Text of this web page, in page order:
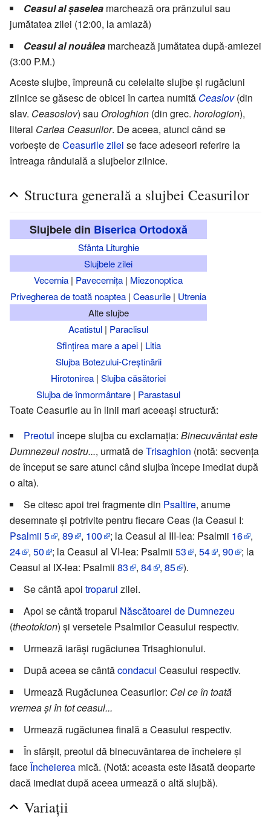
Ceasul al șaselea marchează ora prânzului sau
jumătatea zilei (12:00, la amiază)
Ceasul al nouălea marchează jumătatea după-amiezei
(3:00 P.M.)
Aceste slujbe, împreună cu celelalte slujbe și rugăciuni
zilnice se găsesc de obicei în cartea numită Ceaslov(din
slav. Ceasoslov) sau Orologhion (din grec. horologion),
literal Cartea Ceasurilor. De aceea, atunci când se
vorbește deCeasurile zilei se face adeseori referire la
întreaga rânduială a slujbelor zilnice.
Structura generală a slujbei Ceasurilor
Slujbele din Biserica Ortodoxă
Sfânta Liturghie
Slujbele zilei
Vecernia | Pavecernița | Miezonoptica
Privegherea de toată noaptea | Ceasurile | Utrenia
Alte slujbe
Acatistul | Paraclisul
Sfințirea mare a apei| Litia
Slujba Botezului-Creștinării
Hirotonirea | Slujba căsătoriei
Slujba de înmormântare | Parastasul
Toate Ceasurile au în linii mari aceeași structură:
Preotul începe slujba cu exclamația: Binecuvântat este
Dumnezeul nostru..., urmată deTrisaghion (notă: secvența
de început se sare atunci când slujba începe imediat după
o alta).
Se citesc apoi trei fragmente din Psaltire, anume
desemnate și potrivite pentru fiecare Ceas (la Ceasul I:
Psalmii 5 , 89 , 100 ; la Ceasul al III-lea: Psalmii 16
,
24
, 50 ; la Ceasul al VI-lea: Psalmii 53 , 54 , 90
; la
Ceasul al IX-lea: Psalmii 83 , 84 , 85 ).
Se cântă apoi troparul zilei.
Apoi se cântă troparul Născătoarei de Dumnezeu
(theotokion) și versetele Psalmilor Ceasului respectiv.
Urmează iarăși rugăciunea Trisaghionului.
După aceea se cântăcondacul Ceasului respectiv.
Urmează Rugăciunea Ceasurilor: Cel ce în toată
vremea și în tot ceasul...
Urmează rugăciunea finală a Ceasului respectiv.
În sfârșit, preotul dă binecuvântarea de încheiere și
faceÎncheierea mică. (Notă: aceasta este lăsată deoparte
dacă imediat după aceea urmează o altă slujbă).
Variații